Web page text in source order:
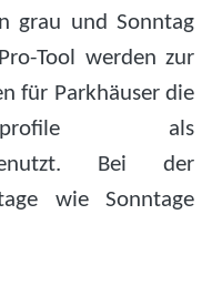
grau und Sonntag
Tool werden zur
für Parkhäuser die
als
genutzt. Bei der
wie Sonntage